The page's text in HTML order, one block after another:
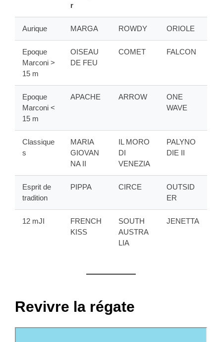
r
Aurique MARGA ROWDY ORIOLE
Epoque
Marconi >
15 m
OISEAU
DE FEU
COMET FALCON
Epoque
Marconi <
15 m
APACHE ARROW
ONE
WAVE
Classique
s
MARIA
GIOVAN
NA II
IL MORO
DI
VENEZIA
PALYNO
DIE II
Esprit de
tradition
PIPPA CIRCE
OUTSID
ER
12 mJI
FRENCH
KISS
SOUTH
AUSTRA
LIA
JENETTA
Revivre la régate